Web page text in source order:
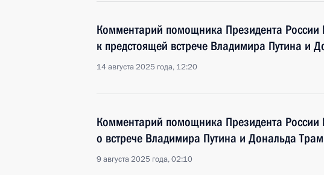
Комментарий помощника Президента
к предстоящей встрече Владимира Путина и
14 августа 2025 года, 12:20
Комментарий помощника Президента
о встрече Владимира Путина и Дональда
9 августа 2025 года, 02:10